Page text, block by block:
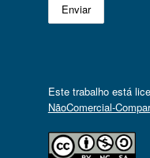
Este trabalho está
NãoComercial-